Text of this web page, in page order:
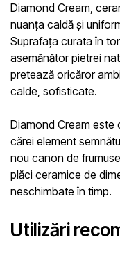
Diamond Cream,
nuanța caldă și
Suprafața curata în
asemănător pietrei
pretează oricăror
calde, sofisticate.
Diamond Cream este
cărei element
nou canon de
plăci ceramice de
neschimbate în timp.
Utilizări